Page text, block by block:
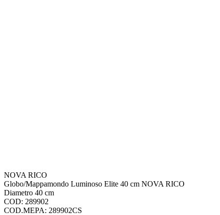
NOVA RICO
Globo/Mappamondo Luminoso Elite 40 cm NOVA RICO
Diametro 40 cm
COD: 289902
COD.MEPA: 289902CS